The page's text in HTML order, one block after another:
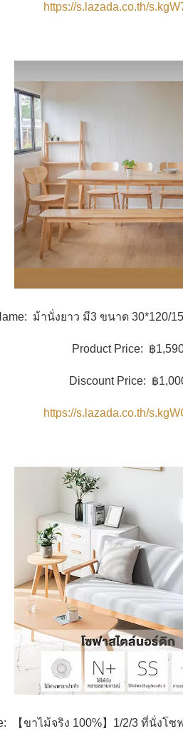
https://s.lazada.co.th/
ม้านั่งยาว มี3 ขนาด 30*120/
Product Price: ฿
Discount Price: ฿
https://s.lazada.co.th/
【ขาไม้จริง 100%】1/2/3 ที่นั่งโ